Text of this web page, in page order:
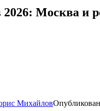
2026: Москва и
Михайлов